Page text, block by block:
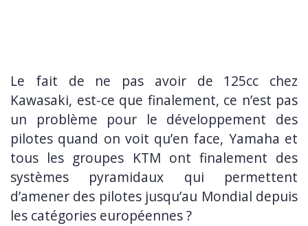
Le fait de ne pas avoir de 125cc chez
Kawasaki, est-ce que finalement, ce n’est pas
un problème pour le développement des
pilotes quand on voit qu’en face, Yamaha et
tous les groupes KTM ont finalement des
systèmes pyramidaux qui permettent
d’amener des pilotes jusqu’au Mondial depuis
les catégories européennes ?